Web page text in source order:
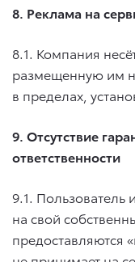
8. Реклама на
8.1. Компания
размещенную им
в пределах,
9. Отсутствие
ответственности
9.1. Пользователь
на свой
предоставляются